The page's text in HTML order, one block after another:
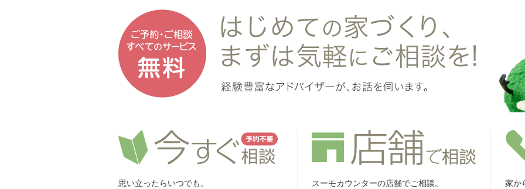
思い立ったらいつでも。 スーモカウンターの店舗でご相談。 家か